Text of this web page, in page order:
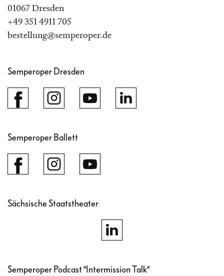
01067 Dresden
+49 351 4911 705
bestellung@semperoper.de
Semperoper Dresden
Semperoper Ballett
Sächsische Staatstheater
Semperoper Podcast "Intermission Talk"